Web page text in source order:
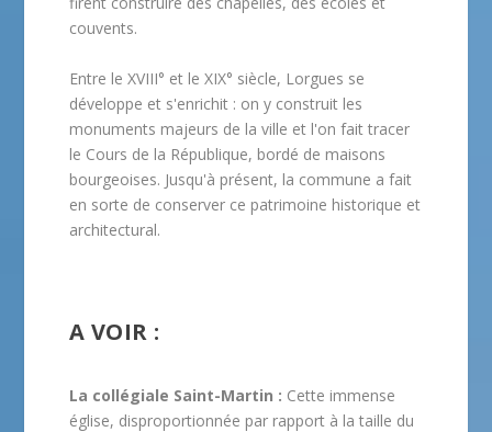
couvents.
Entre le XVIII° et le XIX° siècle, Lorgues se
développe et s'enrichit : on y construit les
monuments majeurs de la ville et l'on fait tracer
le Cours de la République, bordé de maisons
bourgeoises. Jusqu'à présent, la commune a fait
en sorte de conserver ce patrimoine historique et
architectural.
A VOIR :
La collégiale Saint-Martin : Cette immense
église, disproportionnée par rapport à la taille du